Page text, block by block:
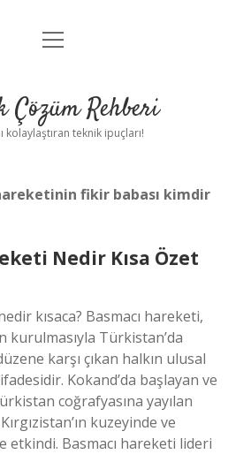
Anasayfa
Yasal Uyarı
menüyü
Çözüm Rehberi
kolaylaştıran teknik ipuçları!
fikir babası kimdir
Nedir Kısa Özet
kısaca? Basmacı hareketi,
kurulmasıyla Türkistan’da
karşı çıkan halkın ulusal
Kokand’da başlayan ve
coğrafyasına yayılan
kuzeyinde ve
etkindi. Basmacı hareketi lideri